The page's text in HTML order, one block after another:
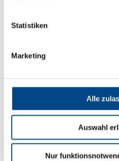
Statistiken
Marketing
Alle
Auswahl
Nur
Verpackung &